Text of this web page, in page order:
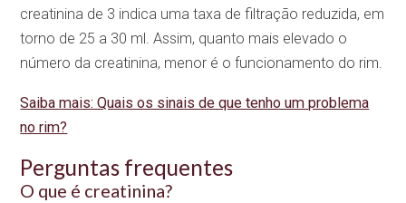
creatinina de 3 indica uma taxa de filtração reduzida, em
torno de 25 a 30 ml. Assim, quanto mais elevado o
número da creatinina, menor é o funcionamento do rim.
Saiba mais: Quais os sinais de que tenho um problema
no rim?
Perguntas frequentes
O que é creatinina?